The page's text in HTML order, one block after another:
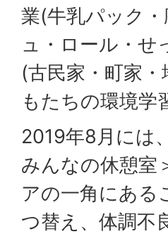
業(牛乳パック
ュ・ロール・せ
(古民家・町家
もたちの環境学
2019年8月には
みんなの休憩室
アの一角にある
つ替え、体調不